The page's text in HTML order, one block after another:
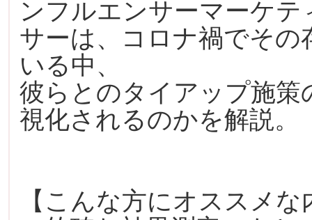
ンフルエンサーマーケ
サーは、コロナ禍でそ
いる中、
彼らとのタイアップ施
視化されるのかを解説。
【こんな方にオススメ